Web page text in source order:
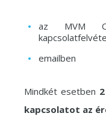
az MVM
emailben
Mindkét esetben
kapcsolatot az